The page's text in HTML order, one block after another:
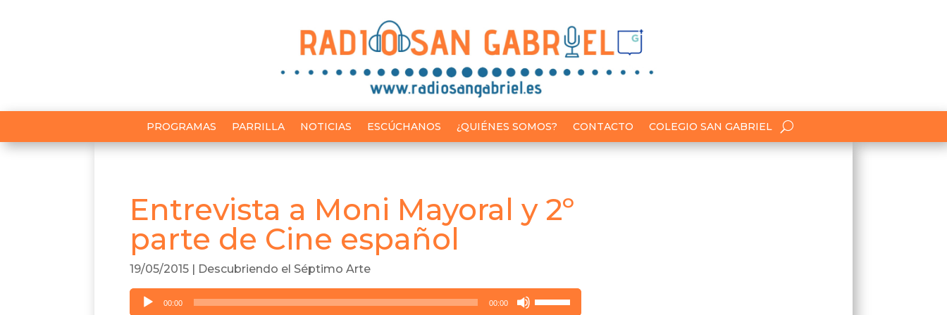
PROGRAMAS PARRILLA NOTICIAS ESCÚCHANOS ¿QUIÉNES SOMOS? CONTACTO COLEGIO SAN GABRIEL
Entrevista a Moni Mayoral y 2º
parte de Cine español
19/05/2015
Descubriendo el Séptimo Arte
Reproductor
00:00 00:00